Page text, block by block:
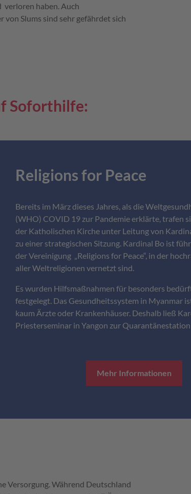
verloren haben. Auch
Slums sind sehr gefährdet sich
Soforthilfe:
Religions for Peace
Bereits im März dieses Jahres, als die
(WHO) COVID 19 zur Pandemie erklärte, trafen
der Katholischen Kirche unter Leitung von
zu einer strategischen Sitzung. Kardinal Bo ist
der Vereinigung „Religions for Peace“, in der
aller Weltreligionen vernetzt sind.
Es wurden Hilfsmaßnahmen für besonders
festgelegt. Das Gesundheitssystem in Myanmar
kaum Ärzte oder Krankenhäuser. Deshalb ließ
Priesterseminar in Yangon zur
Mehr Informationen
Versorgung. Während Deutschland